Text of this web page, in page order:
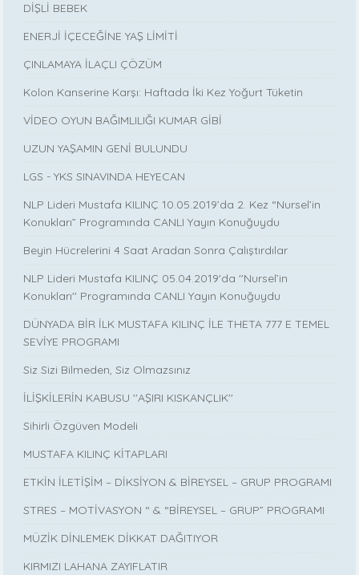
DİŞLİ BEBEK
ENERJİ İÇECEĞİNE YAŞ LİMİTİ
ÇINLAMAYA İLAÇLI ÇÖZÜM
Kolon Kanserine Karşı: Haftada İki Kez Yoğurt Tüketin
VİDEO OYUN BAĞIMLILIĞI KUMAR GİBİ
UZUN YAŞAMIN GENİ BULUNDU
LGS - YKS SINAVINDA HEYECAN
NLP Lideri Mustafa KILINÇ 10.05.2019’da 2. Kez “Nursel’in
Konukları” Programında CANLI Yayın Konuğuydu
Beyin Hücrelerini 4 Saat Aradan Sonra Çalıştırdılar
NLP Lideri Mustafa KILINÇ 05.04.2019'da ''Nursel’in
Konukları'' Programında CANLI Yayın Konuğuydu
DÜNYADA BİR İLK MUSTAFA KILINÇ İLE THETA 777 E TEMEL
SEVİYE PROGRAMI
Siz Sizi Bilmeden, Siz Olmazsınız
İLİŞKİLERİN KABUSU ''AŞIRI KISKANÇLIK''
Sihirli Özgüven Modeli
MUSTAFA KILINÇ KİTAPLARI
ETKİN İLETİŞİM – DİKSİYON & BİREYSEL – GRUP PROGRAMI
STRES – MOTİVASYON “ & “BİREYSEL – GRUP” PROGRAMI
MÜZİK DİNLEMEK DİKKAT DAĞITIYOR
KIRMIZI LAHANA ZAYIFLATIR